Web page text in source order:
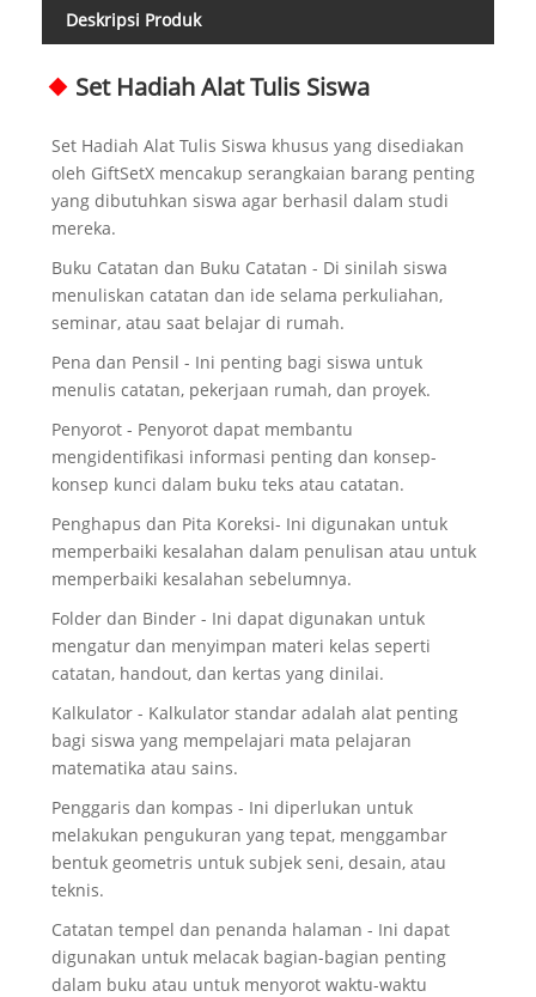
Deskripsi Produk
Set Hadiah Alat Tulis Siswa
Set Hadiah Alat Tulis Siswa khusus yang disediakan
oleh GiftSetX mencakup serangkaian barang penting
yang dibutuhkan siswa agar berhasil dalam studi
mereka.
Buku Catatan dan Buku Catatan - Di sinilah siswa
menuliskan catatan dan ide selama perkuliahan,
seminar, atau saat belajar di rumah.
Pena dan Pensil - Ini penting bagi siswa untuk
menulis catatan, pekerjaan rumah, dan proyek.
Penyorot - Penyorot dapat membantu
mengidentifikasi informasi penting dan konsep-
konsep kunci dalam buku teks atau catatan.
Penghapus dan Pita Koreksi- Ini digunakan untuk
memperbaiki kesalahan dalam penulisan atau untuk
memperbaiki kesalahan sebelumnya.
Folder dan Binder - Ini dapat digunakan untuk
mengatur dan menyimpan materi kelas seperti
catatan, handout, dan kertas yang dinilai.
Kalkulator - Kalkulator standar adalah alat penting
bagi siswa yang mempelajari mata pelajaran
matematika atau sains.
Penggaris dan kompas - Ini diperlukan untuk
melakukan pengukuran yang tepat, menggambar
bentuk geometris untuk subjek seni, desain, atau
teknis.
Catatan tempel dan penanda halaman - Ini dapat
digunakan untuk melacak bagian-bagian penting
dalam buku atau untuk menyorot waktu-waktu